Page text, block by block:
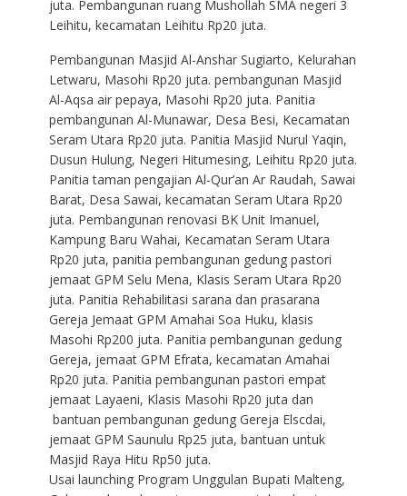
juta. Pembangunan ruang Mushollah SMA negeri 3
Leihitu, kecamatan Leihitu Rp20 juta.
Pembangunan Masjid Al-Anshar Sugiarto, Kelurahan
Letwaru, Masohi Rp20 juta. pembangunan Masjid
Al-Aqsa air pepaya, Masohi Rp20 juta. Panitia
pembangunan Al-Munawar, Desa Besi, Kecamatan
Seram Utara Rp20 juta. Panitia Masjid Nurul Yaqin,
Dusun Hulung, Negeri Hitumesing, Leihitu Rp20 juta.
Panitia taman pengajian Al-Qur’an Ar Raudah, Sawai
Barat, Desa Sawai, kecamatan Seram Utara Rp20
juta. Pembangunan renovasi BK Unit Imanuel,
Kampung Baru Wahai, Kecamatan Seram Utara
Rp20 juta, panitia pembangunan gedung pastori
jemaat GPM Selu Mena, Klasis Seram Utara Rp20
juta. Panitia Rehabilitasi sarana dan prasarana
Gereja Jemaat GPM Amahai Soa Huku, klasis
Masohi Rp200 juta. Panitia pembangunan gedung
Gereja, jemaat GPM Efrata, kecamatan Amahai
Rp20 juta. Panitia pembangunan pastori empat
jemaat Layaeni, Klasis Masohi Rp20 juta dan
bantuan pembangunan gedung Gereja Elscdai,
jemaat GPM Saunulu Rp25 juta, bantuan untuk
Masjid Raya Hitu Rp50 juta.
Usai launching Program Unggulan Bupati Malteng,